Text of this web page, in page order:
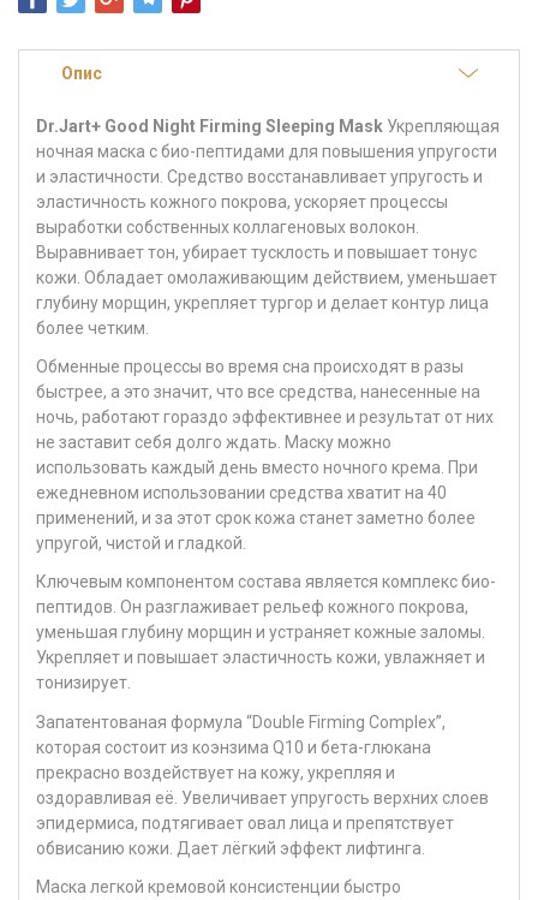
Опис
Dr.Jart+ Good Night Firming Sleeping Mask Укрепляющая
ночная маска с био-пептидами для повышения упругости
и эластичности. Средство восстанавливает упругость и
эластичность кожного покрова, ускоряет процессы
выработки собственных коллагеновых волокон.
Выравнивает тон, убирает тусклость и повышает тонус
кожи. Обладает омолаживающим действием, уменьшает
глубину морщин, укрепляет тургор и делает контур лица
более четким.
Обменные процессы во время сна происходят в разы
быстрее, а это значит, что все средства, нанесенные на
ночь, работают гораздо эффективнее и результат от них
не заставит себя долго ждать. Маску можно
использовать каждый день вместо ночного крема. При
ежедневном использовании средства хватит на 40
применений, и за этот срок кожа станет заметно более
упругой, чистой и гладкой.
Ключевым компонентом состава является комплекс био-
пептидов. Он разглаживает рельеф кожного покрова,
уменьшая глубину морщин и устраняет кожные заломы.
Укрепляет и повышает эластичность кожи, увлажняет и
тонизирует.
Запатентованая формула “Double Firming Complex”,
которая состоит из коэнзима Q10 и бета-глюкана
прекрасно воздействует на кожу, укрепляя и
оздоравливая её. Увеличивает упругость верхних слоев
эпидермиса, подтягивает овал лица и препятствует
обвисанию кожи. Дает лёгкий эффект лифтинга.
Маска легкой кремовой консистенции быстро